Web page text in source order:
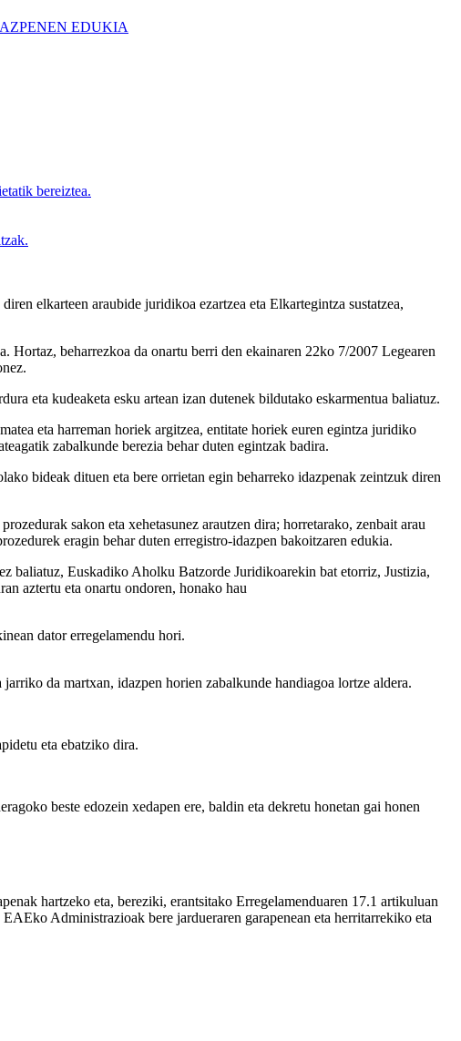
EDUKIA
bereiztea.
elkarteen araubide juridikoa ezartzea eta Elkartegintza sustatzea,
Hortaz, beharrezkoa da onartu berri den ekainaren 22ko 7/2007 Legearen
eta kudeaketa esku artean izan dutenek bildutako eskarmentua baliatuz.
eta harreman horiek argitzea, entitate horiek euren egintza juridiko
zabalkunde berezia behar duten egintzak badira.
bideak dituen eta bere orrietan egin beharreko idazpenak zeintzuk diren
sakon eta xehetasunez arautzen dira; horretarako, zenbait arau
eragin behar duten erregistro-idazpen bakoitzaren edukia.
baliatuz, Euskadiko Aholku Batzorde Juridikoarekin bat etorriz, Justizia,
aztertu eta onartu ondoren, honako hau
dator erregelamendu hori.
da martxan, idazpen horien zabalkunde handiagoa lortze aldera.
eta ebatziko dira.
beste edozein xedapen ere, baldin eta dekretu honetan gai honen
hartzeko eta, bereziki, erantsitako Erregelamenduaren 17.1 artikuluan
Administrazioak bere jardueraren garapenean eta herritarrekiko eta